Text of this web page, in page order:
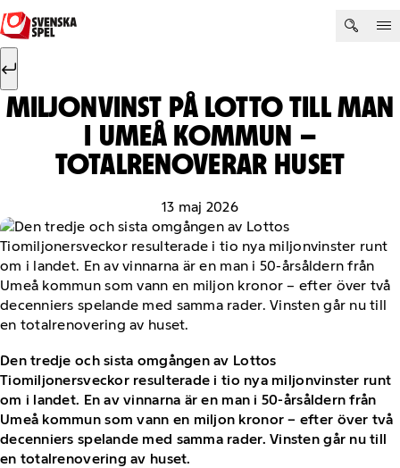
Hoppa till innehåll
Sök efter:
MILJONVINST PÅ LOTTO TILL MAN
I UMEÅ KOMMUN –
TOTALRENOVERAR HUSET
13 maj 2026
Den tredje och sista omgången av Lottos
Tiomiljonersveckor resulterade i tio nya miljonvinster runt
om i landet. En av vinnarna är en man i 50-årsåldern från
Umeå kommun som vann en miljon kronor – efter över två
decenniers spelande med samma rader. Vinsten går nu till
en totalrenovering av huset.